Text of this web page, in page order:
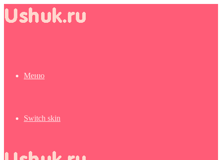
Меню
Switch skin